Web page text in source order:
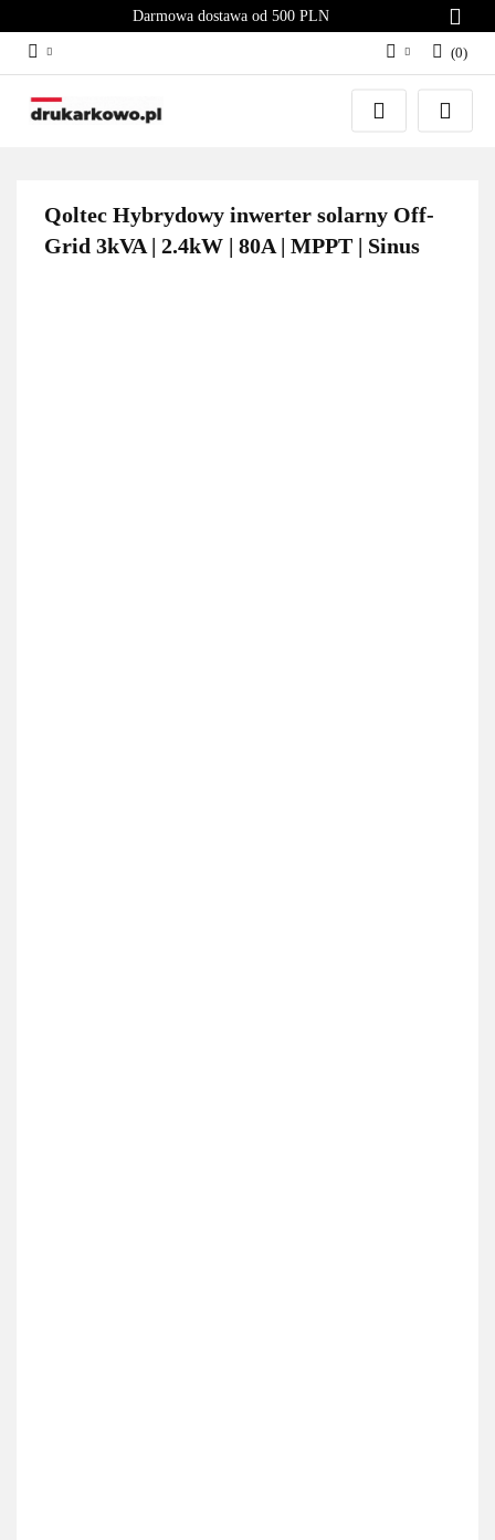
Darmowa dostawa od 500 PLN
Zaloguj się
Załóż konto
(0)
Qoltec Hybrydowy inwerter solarny Off-
Grid 3kVA | 2.4kW | 80A | MPPT | Sinus